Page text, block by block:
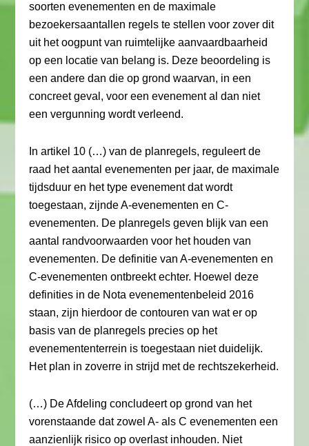
soorten evenementen en de maximale
bezoekersaantallen regels te stellen voor zover dit
uit het oogpunt van ruimtelijke aanvaardbaarheid
op een locatie van belang is. Deze beoordeling is
een andere dan die op grond waarvan, in een
concreet geval, voor een evenement al dan niet
een vergunning wordt verleend.
In artikel 10 (…) van de planregels, reguleert de
raad het aantal evenementen per jaar, de maximale
tijdsduur en het type evenement dat wordt
toegestaan, zijnde A-evenementen en C-
evenementen. De planregels geven blijk van een
aantal randvoorwaarden voor het houden van
evenementen. De definitie van A-evenementen en
C-evenementen ontbreekt echter. Hoewel deze
definities in de Nota evenementenbeleid 2016
staan, zijn hierdoor de contouren van wat er op
basis van de planregels precies op het
evenemententerrein is toegestaan niet duidelijk.
Het plan in zoverre in strijd met de rechtszekerheid.
(…) De Afdeling concludeert op grond van het
vorenstaande dat zowel A- als C evenementen een
aanzienlijk risico op overlast inhouden. Niet